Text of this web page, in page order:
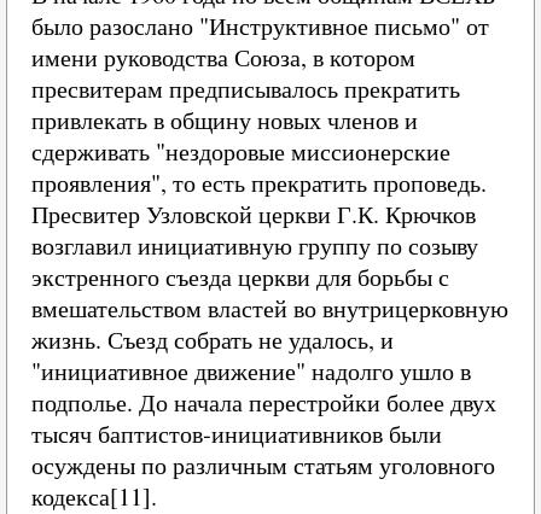
было разослано "Инструктивное письмо" от
имени руководства Союза, в котором
пресвитерам предписывалось прекратить
привлекать в общину новых членов и
сдерживать "нездоровые миссионерские
проявления", то есть прекратить проповедь.
Пресвитер Узловской церкви Г.К. Крючков
возглавил инициативную группу по созыву
экстренного съезда церкви для борьбы с
вмешательством властей во внутрицерковную
жизнь. Съезд собрать не удалось, и
"инициативное движение" надолго ушло в
подполье. До начала перестройки более двух
тысяч баптистов‑инициативников были
осуждены по различным статьям уголовного
кодекса[11].